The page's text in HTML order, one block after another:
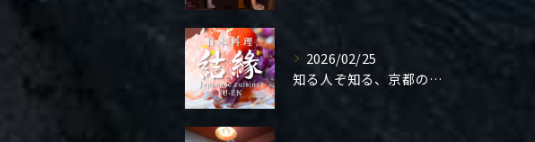
2026/02/25
知る人ぞ知る、京都の隠れ家。